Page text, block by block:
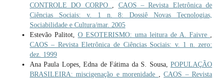
CONTROLE DO CORPO , CAOS – Revista Eletrônica de
Ciências Sociais: v. 1 n. 8: Dossiê Novas Tecnologias,
Sociabilidade e Cultura/mar. 2005
Estevão Palitot, O ESOTERISMO: uma leitura de A. Faivre ,
CAOS – Revista Eletrônica de Ciências Sociais: v. 1 n. zero:
dez. 1999
Ana Paula Lopes, Edna de Fátima da S. Sousa,POPULAÇÃO
BRASILEIRA: miscigenação e morenidade ,CAOS – Revista